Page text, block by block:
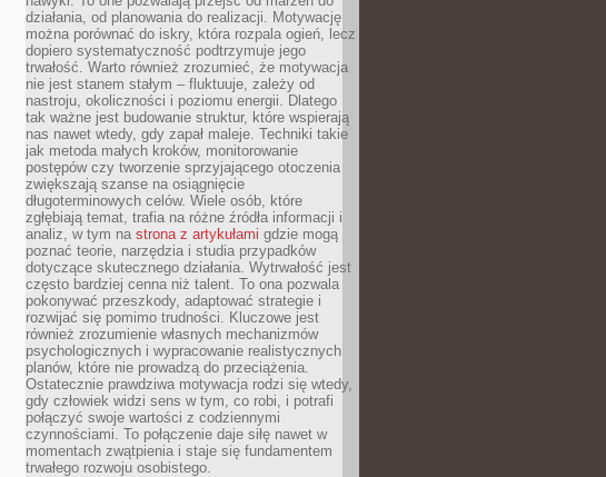
działania, od planowania do realizacji. Motywację
można porównać do iskry, która rozpala ogień, lecz
dopiero systematyczność podtrzymuje jego
trwałość. Warto również zrozumieć, że motywacja
nie jest stanem stałym – fluktuuje, zależy od
nastroju, okoliczności i poziomu energii. Dlatego
tak ważne jest budowanie struktur, które wspierają
nas nawet wtedy, gdy zapał maleje. Techniki takie
jak metoda małych kroków, monitorowanie
postępów czy tworzenie sprzyjającego otoczenia
zwiększają szanse na osiągnięcie
długoterminowych celów. Wiele osób, które
zgłębiają temat, trafia na różne źródła informacji i
analiz, w tym na strona z artykułami gdzie mogą
poznać teorie, narzędzia i studia przypadków
dotyczące skutecznego działania. Wytrwałość jest
często bardziej cenna niż talent. To ona pozwala
pokonywać przeszkody, adaptować strategie i
rozwijać się pomimo trudności. Kluczowe jest
również zrozumienie własnych mechanizmów
psychologicznych i wypracowanie realistycznych
planów, które nie prowadzą do przeciążenia.
Ostatecznie prawdziwa motywacja rodzi się wtedy,
gdy człowiek widzi sens w tym, co robi, i potrafi
połączyć swoje wartości z codziennymi
czynnościami. To połączenie daje siłę nawet w
momentach zwątpienia i staje się fundamentem
trwałego rozwoju osobistego.